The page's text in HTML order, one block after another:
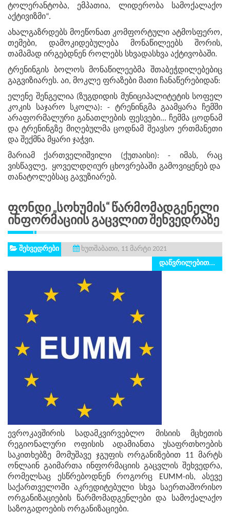
ტოლერანტობა, ემპათია, ლიდერობა სამოქალაქო
აქტივიზმი“.
ახალგაზრდებს მოეწონათ კომფორტული ატმოსფერო,
თემები, დამოკიდებულება მონაწილეებს შორის,
თამამად ირგებდნენ როლებს სხვადასხვა აქტივობაში.
ტრენინგის ბოლოს მონაწილეებმა შთაბეჭდილებებიც
გაგვიზიარეს. აი, მოკლე ფრაზები მათი ჩანაწერებიდან:
ელენე შენგელია (ზუგდიდის მუნიციპალიტეტის სოფელ
კოკის საჯარო სკოლა): - ტრენინგმა გაამყარა ჩემში
არაფორმალური განათლების ფესვები... ჩემმა ცოდნამ
და ტრენინგზე მიღებულმა ცოდნამ შეავსო ერთმანეთი
და შექმნა მყარი ჯაჭვი.
მარიამ ქართველიშვილი (ქუთაისი): - იმას, რაც
ვისწავლე, ყოველდღიურ ცხოვრებაში გამოვიყენებ და
თანატოლებსაც გავუზიარებ.
Ფონდი „სოხუმის“ Წარმომადგენელი
Ინფორმაციის Გაცვლით Შეხვედრაზე
შეხვედრები
ხუთშაბათი, 11 მარტი 2021
დაწვრილებით...
ევროკავშირის სადამკვირვებლო მისიის მცხეთის
რეგიონალური ოფისის ადამიანთა უსაფრთხოების
საკითხებზე მომუშავე ჯგუფის ორგანიზებით 11 მარტს
ონლაინ გაიმართა ინფორმაციის გაცვლის შეხვედრა,
რომელსაც ესწრებოდნენ როგორც EUMM-ის, ასევე
საქართველოში აკრედიტებული სხვა საერთაშორისო
ორგანიზაციების წარმომადგენლები და სამოქალაქო
საზოგადოების ორგანიზაციები.